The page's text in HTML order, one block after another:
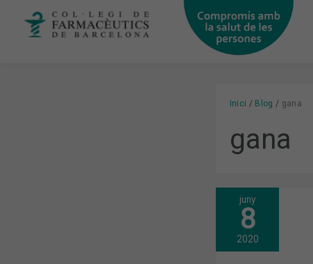
Inici Blog gana
gana
juny
8
2020
L’ESTRÈS
I
LES
DIETES
DURANT